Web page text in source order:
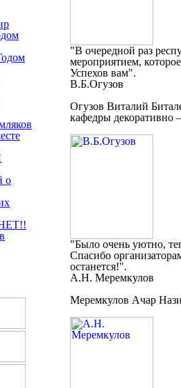
о
"В очередной раз
мероприятием,
Успехов вам".
В.Б.Огузов
Огузов Виталий
кафедры декоративно
"Было очень уютно,
Спасибо
останется!".
А.Н. Меремкулов
Меремкулов Ачар